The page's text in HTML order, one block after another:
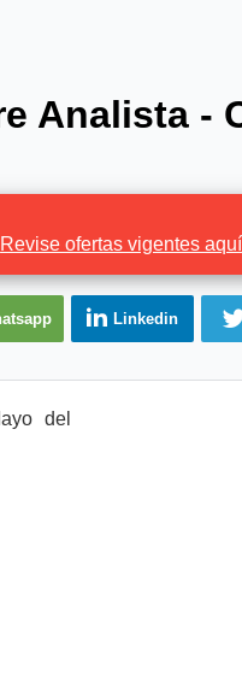
Analista -
Revise ofertas vigentes aquí
Linkedin
del